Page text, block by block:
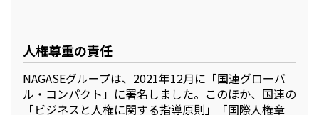
IRライブラリー
個人株主・投資家の皆様へ
株主・株式情報
財務情報
人権尊重の責任
NAGASEグループは、2021年12月に「国連グローバ
ル・コンパクト」に署名しました。このほか、国連の
「ビジネスと人権に関する指導原則」「国際人権章